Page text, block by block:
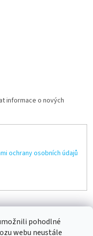
pohodlné
webu neustále
informace o nových
ochrany osobních údajů